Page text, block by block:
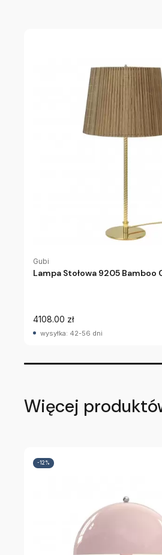
Gubi
Lampa Stołowa 9205 Bamboo
4108.00 zł
wysyłka: 42-56 dni
Więcej
-12%